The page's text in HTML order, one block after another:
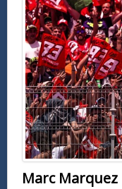
Marc Marquez